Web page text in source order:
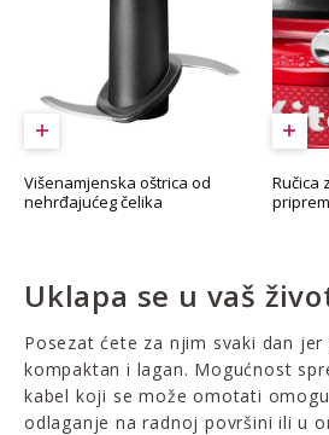
Višenamjenska oštrica od
nehrđajućeg čelika
Ručica
Uklapa se u vaš
Posezat ćete za njim svaki dan
kompaktan i lagan. Mogućnost
kabel koji se može omotati
odlaganje na radnoj površini ili u